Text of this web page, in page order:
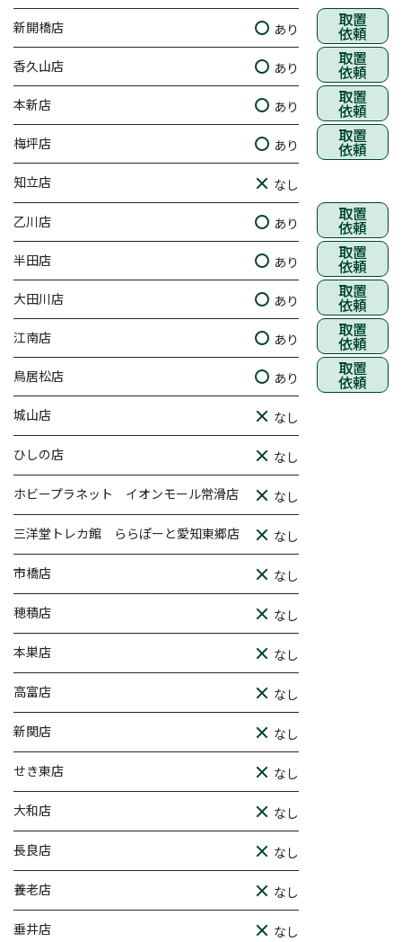
新開橋店 あり 取置
依頼
香久山店 あり 取置
依頼
本新店 あり 取置
依頼
梅坪店 あり 取置
依頼
知立店 なし
乙川店 あり 取置
依頼
半田店 あり 取置
依頼
大田川店 あり 取置
依頼
江南店 あり 取置
依頼
鳥居松店 あり 取置
依頼
城山店 なし
ひしの店 なし
ホビープラネット イオンモール常滑店 なし
三洋堂トレカ館 ららぽーと愛知東郷店 なし
市橋店 なし
穂積店 なし
本巣店 なし
高富店 なし
新関店 なし
せき東店 なし
大和店 なし
長良店 なし
養老店 なし
垂井店 なし